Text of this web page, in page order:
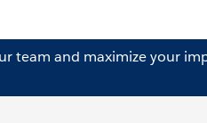
team and maximize your